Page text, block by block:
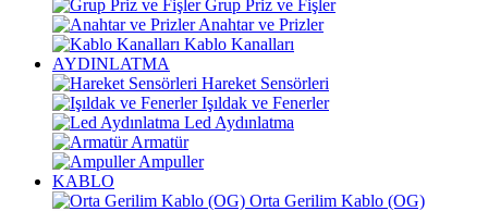
Grup Priz ve Fişler
Anahtar ve Prizler
Kablo Kanalları
AYDINLATMA
Hareket Sensörleri
Işıldak ve Fenerler
Led Aydınlatma
Armatür
Ampuller
KABLO
Orta Gerilim Kablo (OG)